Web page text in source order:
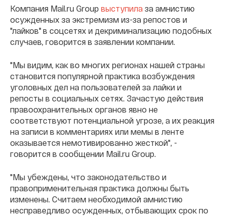
Компания Mail.ru Group выступила за амнистию
осужденных за экстремизм из-за репостов и
"лайков" в соцсетях и декриминализацию подобных
случаев, говорится в заявлении компании.
"Мы видим, как во многих регионах нашей страны
становится популярной практика возбуждения
уголовных дел на пользователей за лайки и
репосты в социальных сетях. Зачастую действия
правоохранительных органов явно не
соответствуют потенциальной угрозе, а их реакция
на записи в комментариях или мемы в ленте
оказывается немотивированно жесткой", -
говорится в сообщении Mail.ru Group.
"Мы убеждены, что законодательство и
правоприменительная практика должны быть
изменены. Считаем необходимой амнистию
несправедливо осужденных, отбывающих срок по